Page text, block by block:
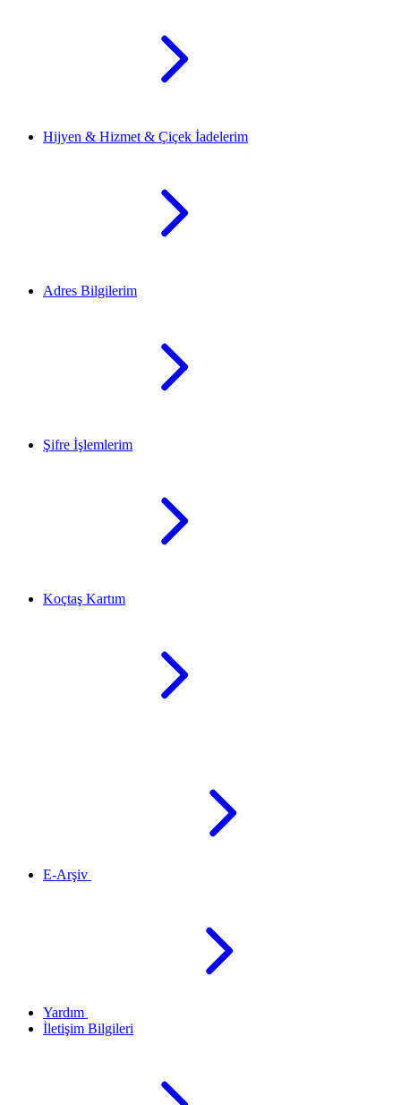
Hijyen & Hizmet & Çiçek İadelerim
Adres Bilgilerim
Şifre İşlemlerim
Koçtaş Kartım
E-Arşiv
Yardım
İletişim Bilgileri